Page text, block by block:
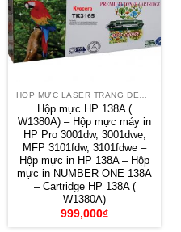
HỘP MỰC LASER TRẮNG ĐEN HP
Hộp mực HP 138A (
W1380A) – Hộp mực máy in
HP Pro 3001dw, 3001dwe;
MFP 3101fdw, 3101fdwe –
Hộp mực in HP 138A – Hộp
mực in NUMBER ONE 138A
– Cartridge HP 138A (
W1380A)
999,000₫